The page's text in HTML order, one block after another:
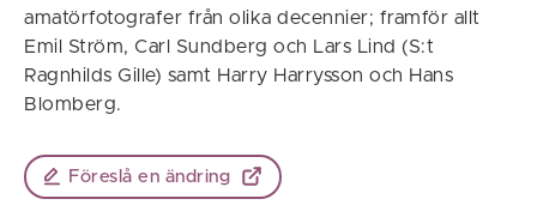
amatörfotografer från olika decennier; framför allt
Emil Ström, Carl Sundberg och Lars Lind (S:t
Ragnhilds Gille) samt Harry Harrysson och Hans
Blomberg.
Föreslå en ändring